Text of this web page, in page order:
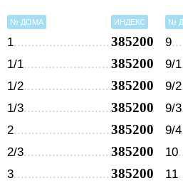
№ ДОМА ИНДЕКС
1 385200
1/1 385200
1/2 385200
1/3 385200
2 385200
2/3 385200
3 385200
№
9
9/1
9/2
9/3
9/4
10
11